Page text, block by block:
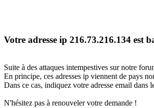
Votre adresse ip 216.73.216.134 est
Suite à des attaques intempestives sur notre
En principe, ces adresses ip viennent de pays
Dans ce cas, indiquez votre adresse email dans
N'hésitez pas à renouveler votre demande !